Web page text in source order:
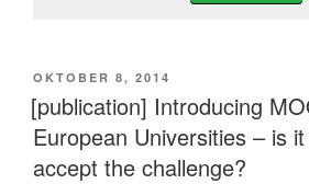
VERÖFFENTLICHT
AM
OKTOBER 8, 2014
[publication] Introducing
European Universities – is
accept the challenge?